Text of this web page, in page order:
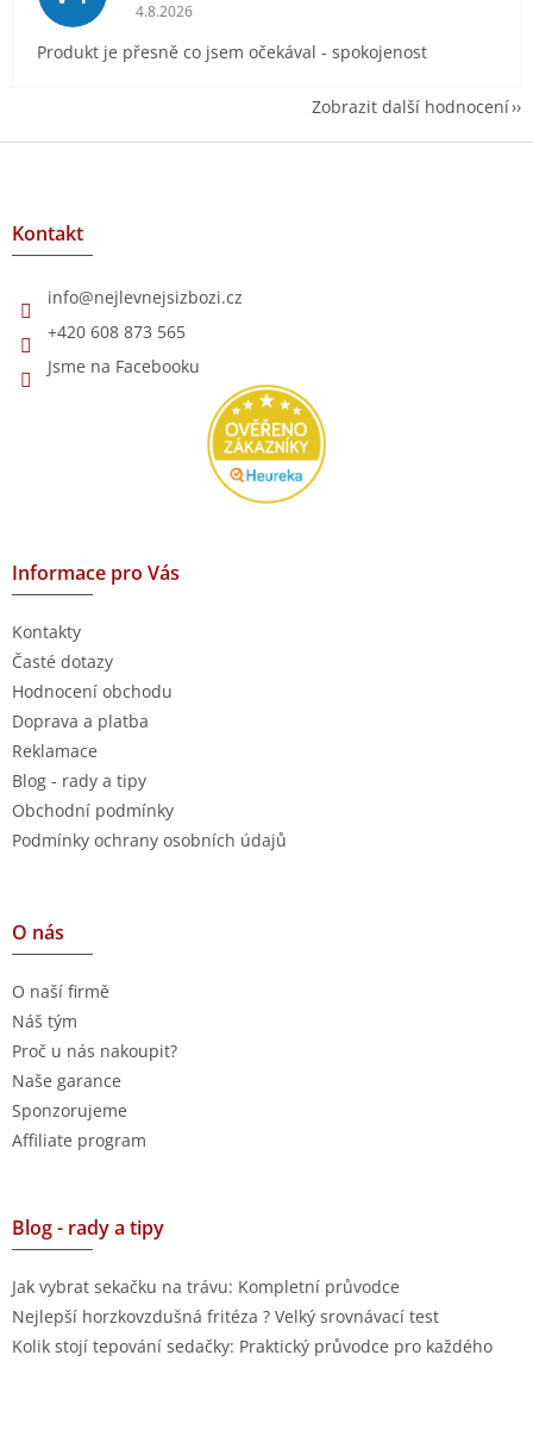
Hodnocení obchodu je 5 z 5 hvězdiček.
4.8.2026
Produkt je přesně co jsem očekával - spokojenost
Zobrazit další hodnocení
Z
Kontakt
info@nejlevnejsizbozi.cz
+420 608 873 565
Jsme na Facebooku
Informace pro Vás
Kontakty
Časté dotazy
Hodnocení obchodu
Doprava a platba
Reklamace
Blog - rady a tipy
Obchodní podmínky
Podmínky ochrany osobních údajů
O nás
O naší firmě
Náš tým
Proč u nás nakoupit?
Naše garance
Sponzorujeme
Affiliate program
Blog - rady a tipy
Jak vybrat sekačku na trávu: Kompletní průvodce
Nejlepší horzkovzdušná fritéza ? Velký srovnávací test
Kolik stojí tepování sedačky: Praktický průvodce pro každého